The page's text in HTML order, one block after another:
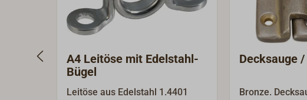
A4 Leitöse mit Edelstahl-
Bügel
Leitöse aus Edelstahl 1.4401
Decksauge
Bronze.